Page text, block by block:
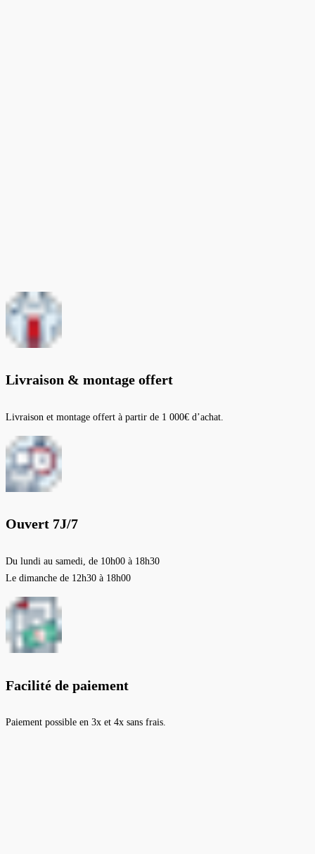
Livraison & montage offert
Livraison et montage offert à partir de 1 000€ d’achat.
Ouvert 7J/7
Du lundi au samedi, de 10h00 à 18h30
Le dimanche de 12h30 à 18h00
Facilité de paiement
Paiement possible en 3x et 4x sans frais.